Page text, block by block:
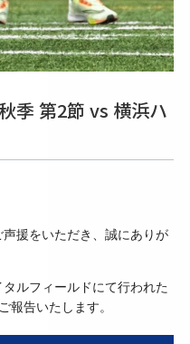
季 第2節 vs 横浜ハ
援をいただき、誠にありが
ルフィールドにて行われた
報告いたします。